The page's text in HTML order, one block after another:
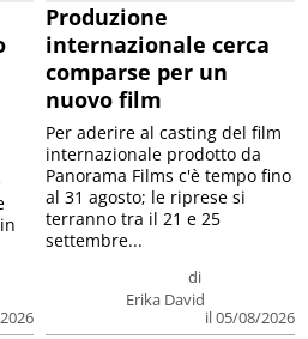
Produzione
internazionale cerca
comparse per un
nuovo film
di
Erika David
il 05/08/2026
Per aderire al casting del film
internazionale prodotto da
Panorama Films c'è tempo fino
al 31 agosto; le riprese si
terranno tra il 21 e 25
settembre...